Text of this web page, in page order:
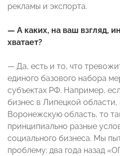
рекламы и экспорта.
— А каких, на ваш взгляд,
хватает?
— Да, есть и то, что
единого базового набора
субъектах РФ. Например,
бизнес в Липецкой
Воронежскую область, то
принципиально разные
социального бизнеса. Мы
проблему: два года назад